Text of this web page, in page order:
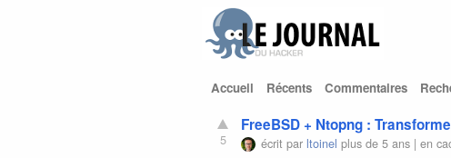
Accueil Récents Commentaires
5
FreeBSD + Ntopng :
écrit par ltoinel plus de 5 ans |en